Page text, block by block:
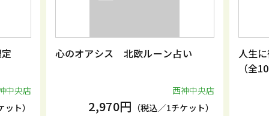
中央店
ト）
心のオアシス 北欧ルーン占い
西神中央店
2,970円 （税込／1チケット）
人生
（全